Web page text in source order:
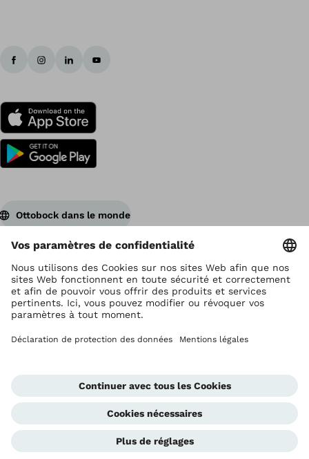
Ottobock dans le monde
Ottobock est titulaire du droit d’auteur
Paramètres de protection des données
Déclaration de confidentialité
Conditions d'utilisation
Global Website
Cellule d'alerte